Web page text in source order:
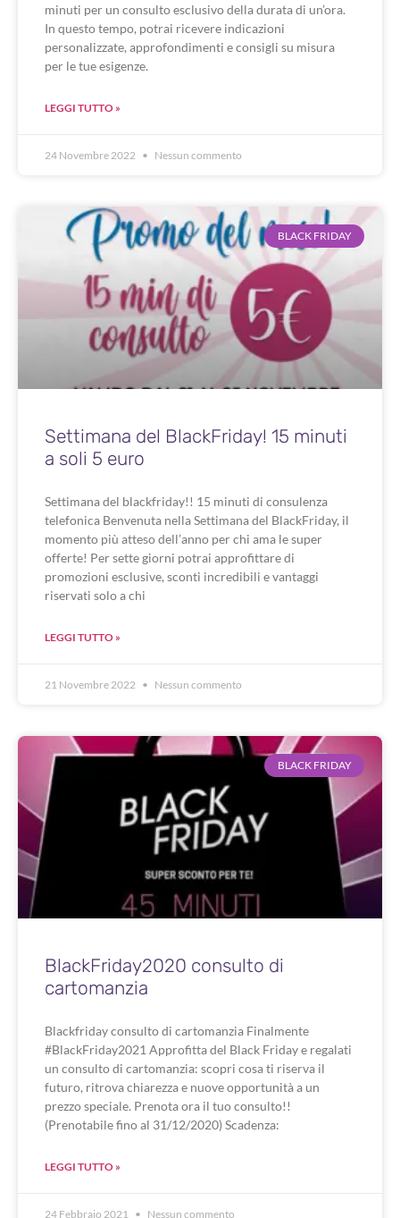
minuti per un consulto esclusivo della durata di un’ora.
In questo tempo, potrai ricevere indicazioni
personalizzate, approfondimenti e consigli su misura
per le tue esigenze.
LEGGI TUTTO »
24 Novembre 2022 Nessun commento
BLACK FRIDAY
Settimana del BlackFriday! 15 minuti
a soli 5 euro
Settimana del blackfriday!! 15 minuti di consulenza
telefonica Benvenuta nella Settimana del BlackFriday, il
momento più atteso dell’anno per chi ama le super
offerte! Per sette giorni potrai approfittare di
promozioni esclusive, sconti incredibili e vantaggi
riservati solo a chi
LEGGI TUTTO »
21 Novembre 2022 Nessun commento
BLACK FRIDAY
BlackFriday2020 consulto di
cartomanzia
Blackfriday consulto di cartomanzia Finalmente
#BlackFriday2021 Approfitta del Black Friday e regalati
un consulto di cartomanzia: scopri cosa ti riserva il
futuro, ritrova chiarezza e nuove opportunità a un
prezzo speciale. Prenota ora il tuo consulto!!
(Prenotabile fino al 31/12/2020) Scadenza:
LEGGI TUTTO »
24 Febbraio 2021 Nessun commento